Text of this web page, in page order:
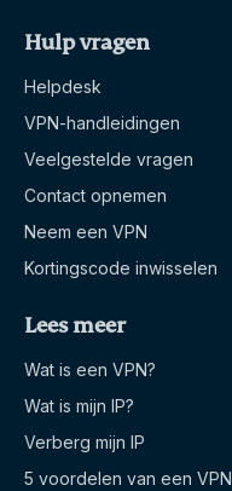
Hulp vragen
Helpdesk
VPN-handleidingen
Veelgestelde vragen
Contact opnemen
Neem een VPN
Kortingscode inwisselen
Lees meer
Wat is een VPN?
Wat is mijn IP?
Verberg mijn IP
5 voordelen van een VPN